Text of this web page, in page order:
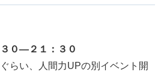
０―２１：３０
らい、人間力UPの別イベント開